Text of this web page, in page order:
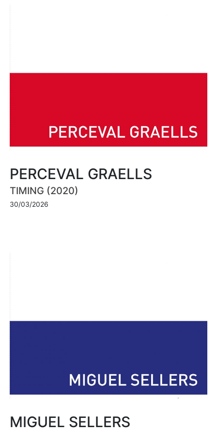
PERCEVAL GRAELLS
TIMING (2020)
30/03/2026
MIGUEL SELLERS